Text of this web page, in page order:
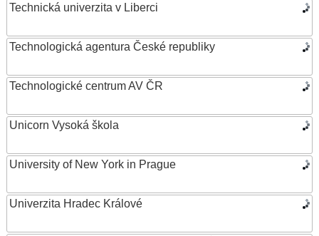
Technická univerzita v Liberci
Technologická agentura České republiky
Technologické centrum AV ČR
Unicorn Vysoká škola
University of New York in Prague
Univerzita Hradec Králové